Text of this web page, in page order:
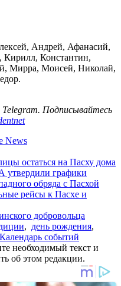
Андрей, Афанасий,
Константин,
Мирра, Моисей, Николай,
Telegram. Подписывайтесь
News
остаться на Пасху дома
утвердили графики
обряда с Пасхой
рейсы к Пасхе и
добровольца
, день рождения,
Календарь событий
необходимый текст и
об этом редакции.